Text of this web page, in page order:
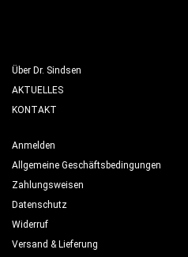
Über Dr. Sindsen
AKTUELLES
KONTAKT
Anmelden
Allgemeine Geschäftsbedingungen
Zahlungsweisen
Datenschutz
Widerruf
Versand & Lieferung